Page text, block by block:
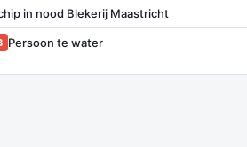
in nood Blekerij Maastricht
Persoon te water